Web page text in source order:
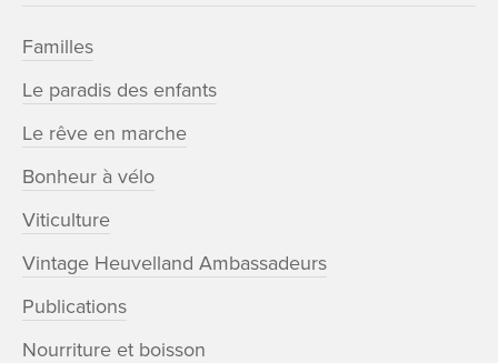
Familles
Le paradis des enfants
Le rêve en marche
Bonheur à vélo
Viticulture
Vintage Heuvelland Ambassadeurs
Publications
Nourriture et boisson